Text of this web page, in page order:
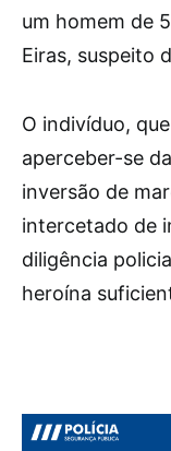
um homem de
Eiras, suspeito
O indivíduo,
aperceber-se
inversão de
intercetado de
diligência
heroína